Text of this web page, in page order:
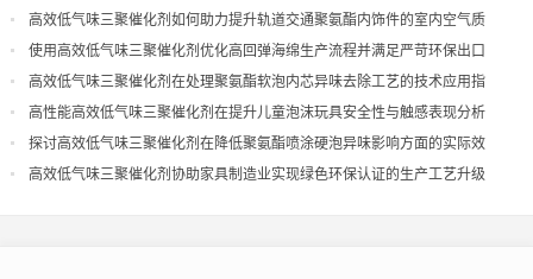
现
高效低气味三聚催化剂如何助力提升轨道交通聚氨酯内饰件的室内空气质
量
使用高效低气味三聚催化剂优化高回弹海绵生产流程并满足严苛环保出口
高效低气味三聚催化剂在处理聚氨酯软泡内芯异味去除工艺的技术应用指
导
高性能高效低气味三聚催化剂在提升儿童泡沫玩具安全性与触感表现分析
探讨高效低气味三聚催化剂在降低聚氨酯喷涂硬泡异味影响方面的实际效
果
高效低气味三聚催化剂协助家具制造业实现绿色环保认证的生产工艺升级